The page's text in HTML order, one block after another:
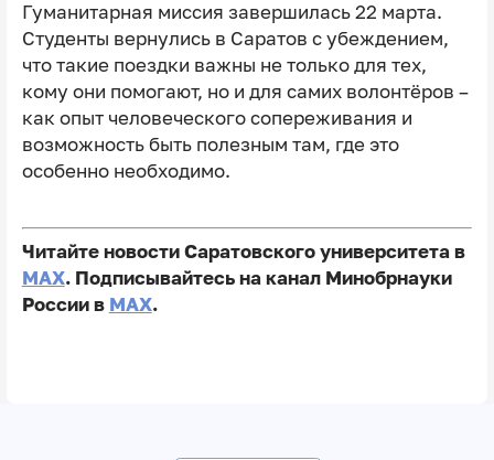
Гуманитарная миссия завершилась 22 марта.
Студенты вернулись в Саратов с убеждением,
что такие поездки важны не только для тех,
кому они помогают, но и для самих волонтёров –
как опыт человеческого сопереживания и
возможность быть полезным там, где это
особенно необходимо.
Читайте новости Саратовского университета в
MAX. Подписывайтесь на канал Минобрнауки
России в MAX.